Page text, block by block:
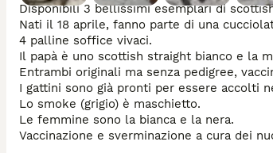
Disponibili 3 bellissimi esemplari di
Nati il 18 aprile, fanno parte di una
4 palline soffice vivaci.
Il papà è uno scottish straight bianco e la
Entrambi originali ma senza pedigree,
I gattini sono già pronti per essere accolti
Lo smoke (grigio) è maschietto.
Le femmine sono la bianca e la nera.